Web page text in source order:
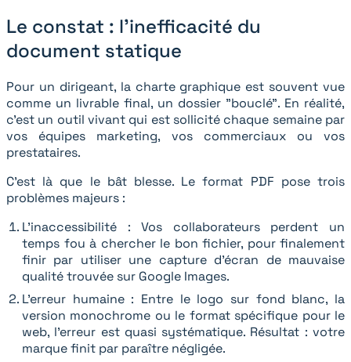
Le constat : l'inefficacité du
document statique
Pour un dirigeant, la charte graphique est souvent vue
comme un livrable final, un dossier "bouclé". En réalité,
c’est un outil vivant qui est sollicité chaque semaine par
vos équipes marketing, vos commerciaux ou vos
prestataires.
C'est là que le bât blesse. Le format PDF pose trois
problèmes majeurs :
L’inaccessibilité : Vos collaborateurs perdent un
temps fou à chercher le bon fichier, pour finalement
finir par utiliser une capture d’écran de mauvaise
qualité trouvée sur Google Images.
L’erreur humaine : Entre le logo sur fond blanc, la
version monochrome ou le format spécifique pour le
web, l’erreur est quasi systématique. Résultat : votre
marque finit par paraître négligée.